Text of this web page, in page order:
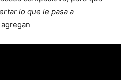
lo que le pasa a
agregan